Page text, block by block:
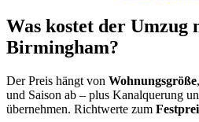
Was kostet der Umzug
Birmingham?
Der Preis hängt von Wohnungsgröße
und Saison ab – plus Kanalquerung
übernehmen. Richtwerte zum